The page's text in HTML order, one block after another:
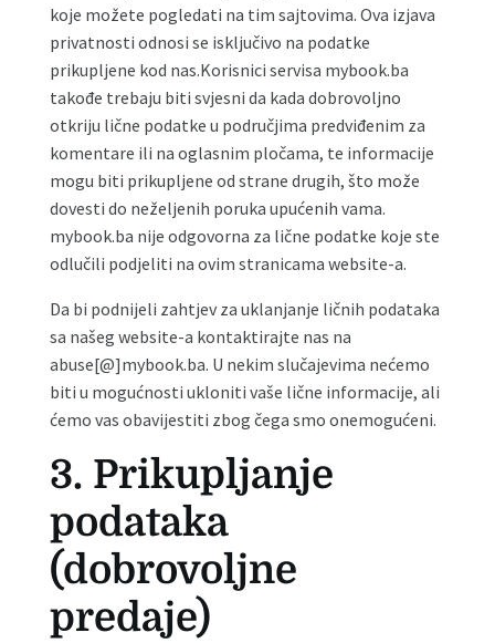
koje možete pogledati na tim sajtovima. Ova izjava
privatnosti odnosi se isključivo na podatke
prikupljene kod nas.Korisnici servisa mybook.ba
takođe trebaju biti svjesni da kada dobrovoljno
otkriju lične podatke u područjima predviđenim za
komentare ili na oglasnim pločama, te informacije
mogu biti prikupljene od strane drugih, što može
dovesti do neželjenih poruka upućenih vama.
mybook.ba nije odgovorna za lične podatke koje ste
odlučili podjeliti na ovim stranicama website-a.
Da bi podnijeli zahtjev za uklanjanje ličnih podataka
sa našeg website-a kontaktirajte nas na
abuse[@]mybook.ba. U nekim slučajevima nećemo
biti u mogućnosti ukloniti vaše lične informacije, ali
ćemo vas obavijestiti zbog čega smo onemogućeni.
3. Prikupljanje
podataka
(dobrovoljne
predaje)